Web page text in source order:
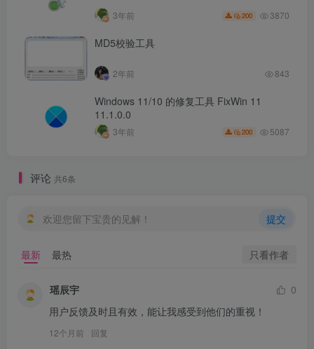
3年前 200 3870
MD5校验工具
2年前 843
Windows 11/10 的修复工具 FixWin 11
11.1.0.0
3年前 200 5087
评论 共6条
欢迎您留下宝贵的见解！ 提交
最新 最热 只看作者
瑶辰宇
0
用户反馈及时且有效，能让我感受到他们的重视！
12个月前 回复